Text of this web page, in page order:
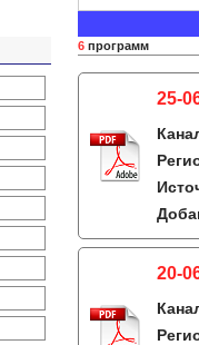
6 программ
25-
20-